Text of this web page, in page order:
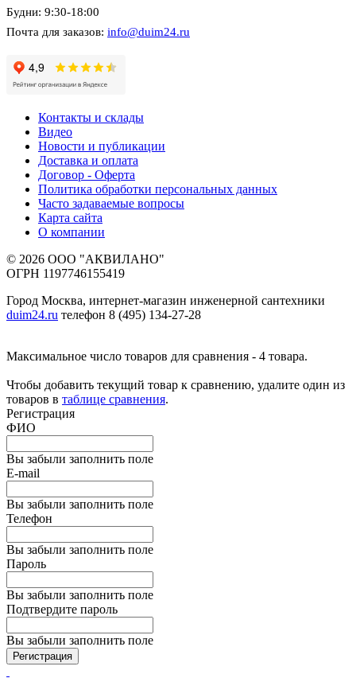
Будни: 9:30-18:00
Почта для заказов: info@duim24.ru
Контакты и склады
Видео
Новости и публикации
Доставка и оплата
Договор - Оферта
Политика обработки персональных данных
Часто задаваемые вопросы
Карта сайта
О компании
© 2026 ООО "АКВИЛАНО"
ОГРН 1197746155419
Город Москва, интернет-магазин инженерной сантехники
duim24.ru телефон 8 (495) 134-27-28
Максимальное число товаров для сравнения - 4 товара.
Чтобы добавить текущий товар к сравнению, удалите один из
товаров в таблице сравнения.
Регистрация
ФИО
Вы забыли заполнить поле
E-mail
Вы забыли заполнить поле
Телефон
Вы забыли заполнить поле
Пароль
Вы забыли заполнить поле
Подтвердите пароль
Вы забыли заполнить поле
Регистрация